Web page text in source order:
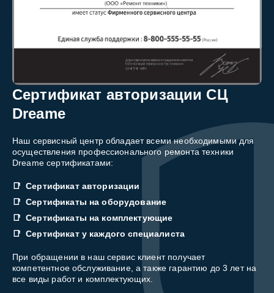
Сертификат авторизации СЦ
Dreame
Наш сервисный центр обладает всеми необходимыми для
осуществления профессионального ремонта техники
Dreame сертификатами:
Сертификат авторизации
Сертификаты на оборудование
Сертификаты на комплектующие
Сертификат у каждого специалиста
При обращении в наш сервис клиент получает
компетентное обслуживание, а также гарантию до 3 лет на
все виды работ и комплектующих.